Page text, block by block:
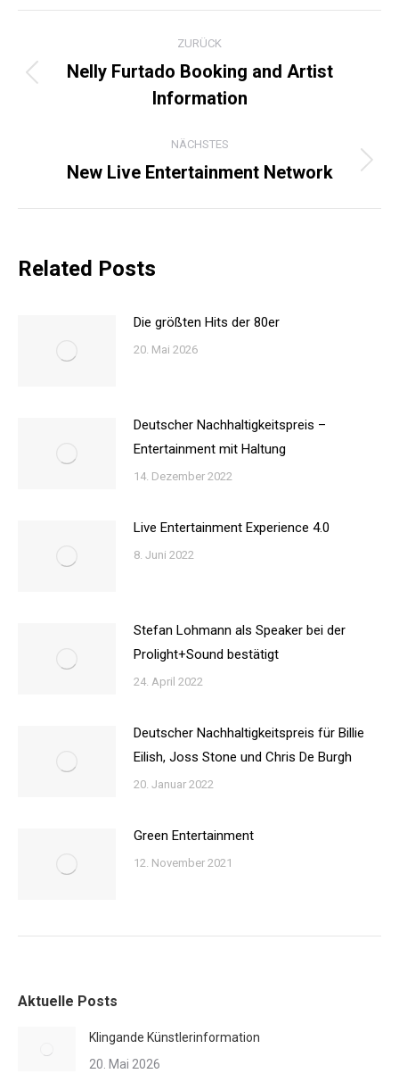
ZURÜCK
Vorheriger
Beitrag:
Nelly Furtado Booking and Artist
Information
NÄCHSTES
Nächster
New Live Entertainment Network
Related Posts
Die größten Hits der 80er
20. Mai 2026
Deutscher Nachhaltigkeitspreis –
Entertainment mit Haltung
14. Dezember 2022
Live Entertainment Experience 4.0
8. Juni 2022
Stefan Lohmann als Speaker bei der
Prolight+Sound bestätigt
24. April 2022
Deutscher Nachhaltigkeitspreis für Billie
Eilish, Joss Stone und Chris De Burgh
20. Januar 2022
Green Entertainment
12. November 2021
Aktuelle Posts
Klingande Künstlerinformation
20. Mai 2026